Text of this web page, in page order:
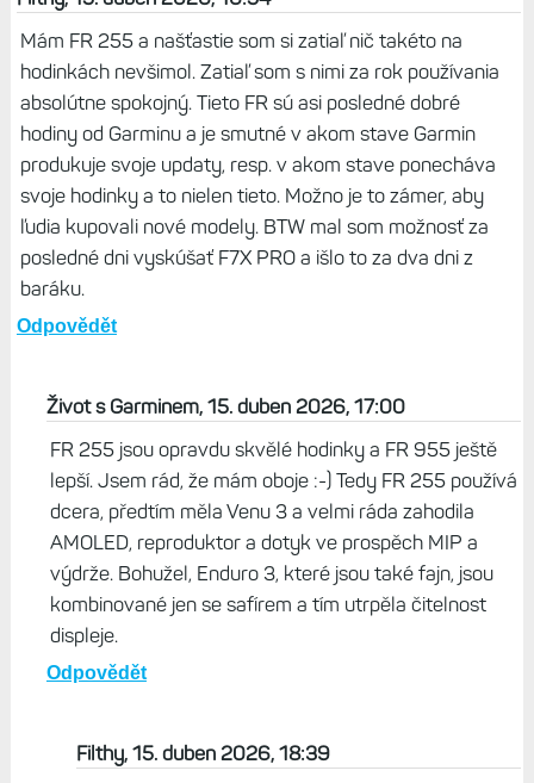
Mám FR 255 a našťastie som si zatiaľ nič takéto na
hodinkách nevšimol. Zatiaľ som s nimi za rok používania
absolútne spokojný. Tieto FR sú asi posledné dobré
hodiny od Garminu a je smutné v akom stave Garmin
produkuje svoje updaty, resp. v akom stave ponecháva
svoje hodinky a to nielen tieto. Možno je to zámer, aby
ľudia kupovali nové modely. BTW mal som možnosť za
posledné dni vyskúšať F7X PRO a išlo to za dva dni z
baráku.
Odpovědět
Život s Garminem, 15. duben 2026, 17:00
FR 255 jsou opravdu skvělé hodinky a FR 955 ještě
lepší. Jsem rád, že mám oboje :-) Tedy FR 255 používá
dcera, předtím měla Venu 3 a velmi ráda zahodila
AMOLED, reproduktor a dotyk ve prospěch MIP a
výdrže. Bohužel, Enduro 3, které jsou také fajn, jsou
kombinované jen se safírem a tím utrpěla čitelnost
displeje.
Odpovědět
Filthy, 15. duben 2026, 18:39